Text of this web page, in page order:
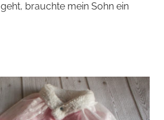
brauchte mein Sohn ein